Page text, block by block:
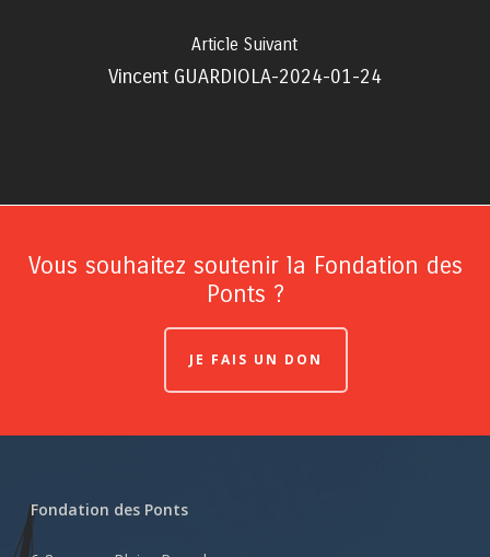
Article Suivant
Vincent GUARDIOLA-2024-01-24
Vous souhaitez soutenir la Fondation des
Ponts ?
JE FAIS UN DON
Fondation des Ponts